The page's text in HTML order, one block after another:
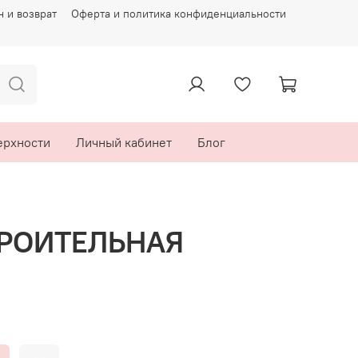
и возврат Оферта и политика конфиденциальности
Личный кабинет Блог